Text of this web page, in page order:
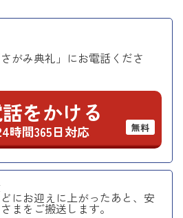
がみ典礼」にお電話くださ
をかける
時間365日対応 無料
にお迎えに上がったあと、安
まをご搬送します。